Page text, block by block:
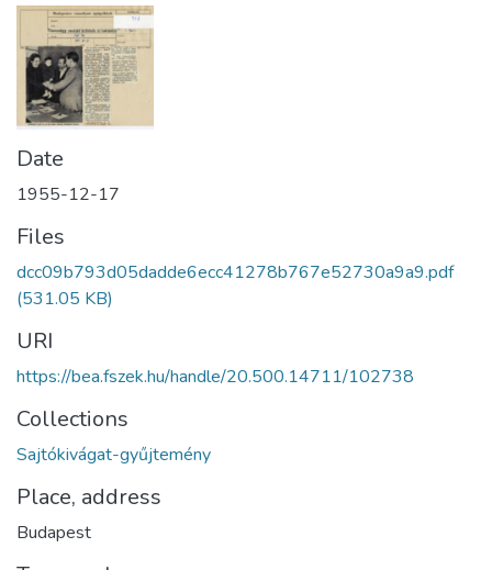
Date
1955-12-17
Files
dcc09b793d05dadde6ecc41278b767e52730a9a9.pdf
(531.05 KB)
URI
https://bea.fszek.hu/handle/20.500.14711/102738
Collections
Sajtókivágat-gyűjtemény
Place, address
Budapest